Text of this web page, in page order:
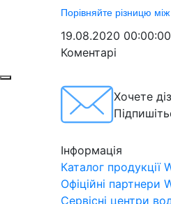
Порівняйте різницю
19.08.2020 00:00:00
Коментарі
Хочете
Інформація
Каталог продукції
Офіційні партнери
Сервісні центри